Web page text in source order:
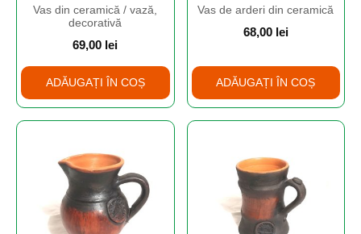
Vas din ceramică / vază,
decorativă
69,00 lei
ADĂUGAȚI ÎN COȘ
Vas de arderi din ceramică
68,00 lei
ADĂUGAȚI ÎN COȘ